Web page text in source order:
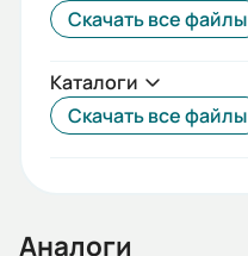
Скачать все файлы
Каталоги
Скачать все файлы
Аналоги